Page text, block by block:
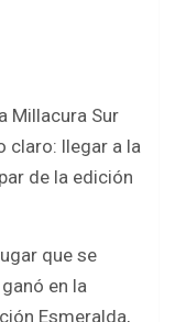
Millacura Sur
claro: llegar a la
de la edición
que se
en la
Esmeralda,